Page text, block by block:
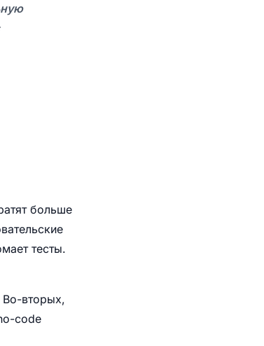
больше
тесты.
Во-вторых,
code